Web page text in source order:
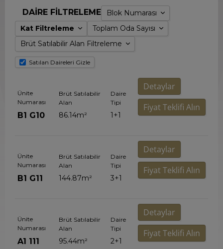
DAIRE FILTRELEME Blok Numarası
A
B
Kat Filtreleme
1-3
4-7
8-9
Zemin
Toplam Oda Sayısı
1
5
Brüt Satılabilir Alan Filtreleme
>100
51-60
71-80
Satılan Daireleri Gizle
Ünite
Numarası
B1 G10
Brüt Satılabilir
Alan
86.14m²
Daire
Tipi
1+1
Detaylar
Fiyat Teklifi Alın
Ünite
Numarası
B1 G11
Brüt Satılabilir
Alan
144.87m²
Daire
Tipi
3+1
Detaylar
Fiyat Teklifi Alın
Ünite
Numarası
A1 111
Brüt Satılabilir
Alan
95.44m²
Daire
Tipi
2+1
Detaylar
Fiyat Teklifi Alın